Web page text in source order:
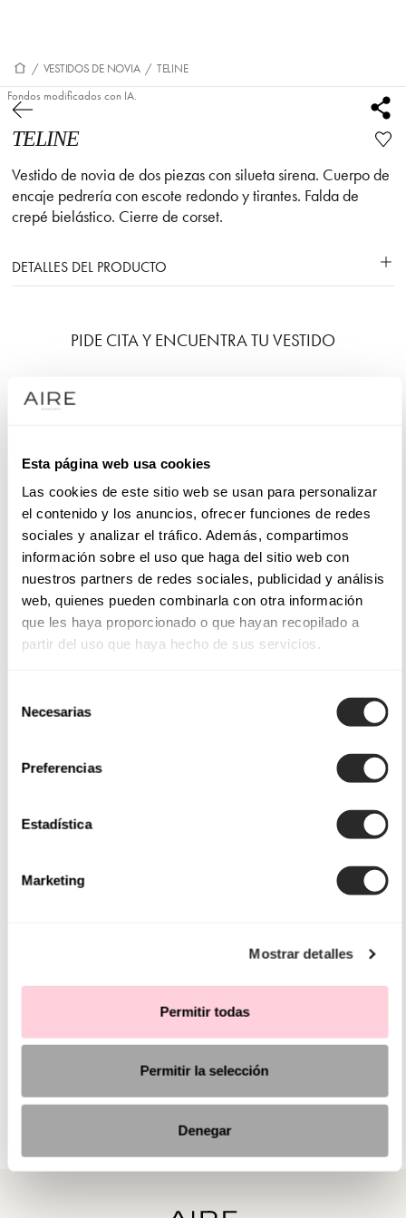
Esta página web usa cookies
Las cookies de este sitio web se usan para personalizar
el contenido y los anuncios, ofrecer funciones de redes
sociales y analizar el tráfico. Además, compartimos
información sobre el uso que haga del sitio web con
nuestros partners de redes sociales, publicidad y análisis
web, quienes pueden combinarla con otra información
que les haya proporcionado o que hayan recopilado a
partir del uso que haya hecho de sus servicios.
Necesarias
Preferencias
Estadística
Marketing
Mostrar detalles
Permitir todas
Permitir la selección
Denegar
/ VESTIDOS DE NOVIA / TELINE
Fondos modificados con IA.
TELINE
Vestido de novia de dos piezas con silueta sirena. Cuerpo de
encaje pedrería con escote redondo y tirantes. Falda de
crepé bielástico. Cierre de corset.
DETALLES DEL PRODUCTO
PIDE CITA Y ENCUENTRA TU VESTIDO